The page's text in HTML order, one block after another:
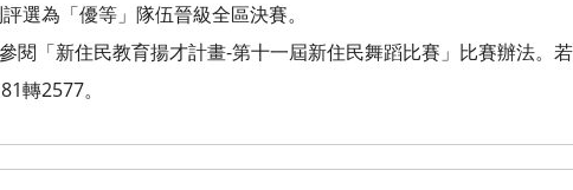
選為「優等」隊伍晉級全區決賽。
閱「新住民教育揚才計畫-第十一屆新住民舞蹈比賽」比賽辦法。
轉2577。